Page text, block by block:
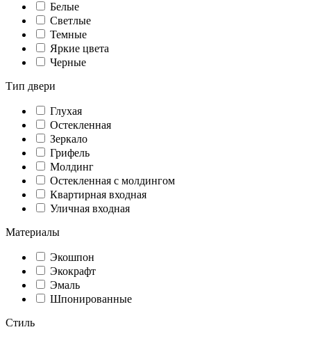
Белые
Светлые
Темные
Яркие цвета
Черные
Тип двери
Глухая
Остекленная
Зеркало
Грифель
Молдинг
Остекленная с молдингом
Квартирная входная
Уличная входная
Материалы
Экошпон
Экокрафт
Эмаль
Шпонированные
Стиль